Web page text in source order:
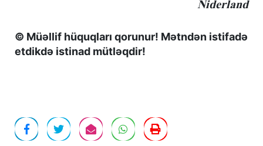
Niderland
© Müəllif hüquqları qorunur! Mətndən istifadə
etdikdə istinad mütləqdir!